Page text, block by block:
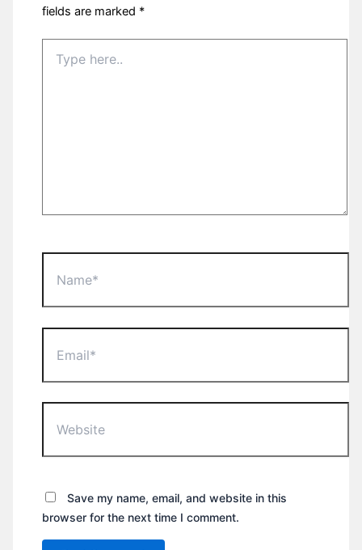
fields are marked *
here..
Save my name, email, and website in this
browser for the next time I comment.